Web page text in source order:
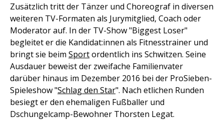
Zusätzlich tritt der Tänzer und Choreograf in diversen
weiteren TV-Formaten als Jurymitglied, Coach oder
Moderator auf. In der TV-Show "Biggest Loser"
begleitet er die Kandidat:innen als Fitnesstrainer und
bringt sie beim Sportordentlich ins Schwitzen. Seine
Ausdauer beweist der zweifache Familienvater
darüber hinaus im Dezember 2016 bei der ProSieben-
Spieleshow "Schlag den Star". Nach etlichen Runden
besiegt er den ehemaligen Fußballer und
Dschungelcamp-Bewohner Thorsten Legat.